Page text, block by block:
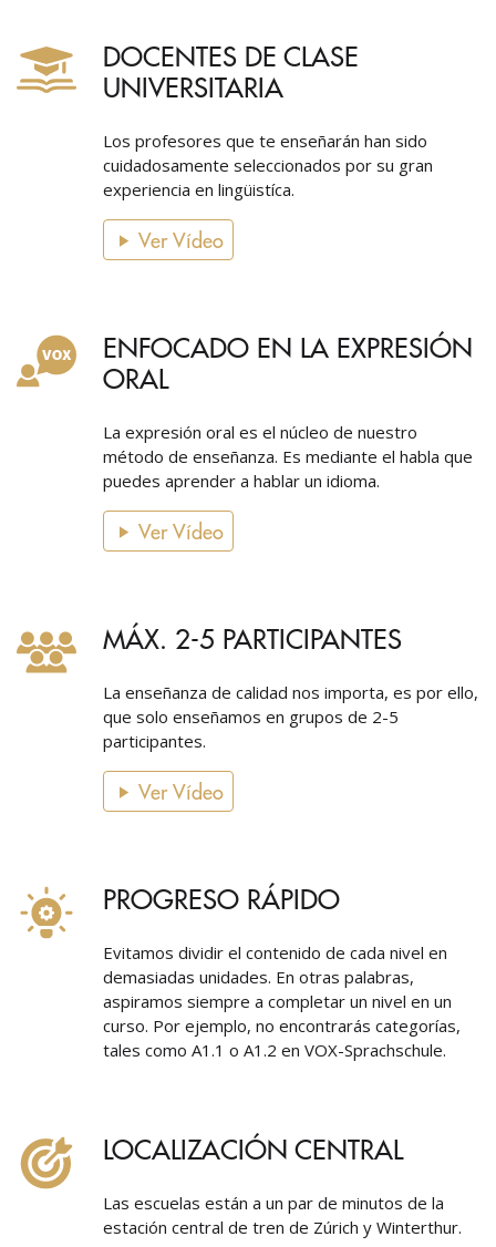
DOCENTES DE CLASE
UNIVERSITARIA
Los profesores que te enseñarán han sido
cuidadosamente seleccionados por su gran
experiencia en lingüistíca.
Ver Vídeo
ENFOCADO EN LA EXPRESIÓN
ORAL
La expresión oral es el núcleo de nuestro
método de enseñanza. Es mediante el habla que
puedes aprender a hablar un idioma.
Ver Vídeo
MÁX. 2-5 PARTICIPANTES
La enseñanza de calidad nos importa, es por ello,
que solo enseñamos en grupos de 2-5
participantes.
Ver Vídeo
PROGRESO RÁPIDO
Evitamos dividir el contenido de cada nivel en
demasiadas unidades. En otras palabras,
aspiramos siempre a completar un nivel en un
curso. Por ejemplo, no encontrarás categorías,
tales como A1.1 o A1.2 en VOX-Sprachschule.
LOCALIZACIÓN CENTRAL
Las escuelas están a un par de minutos de la
estación central de tren de Zúrich y Winterthur.